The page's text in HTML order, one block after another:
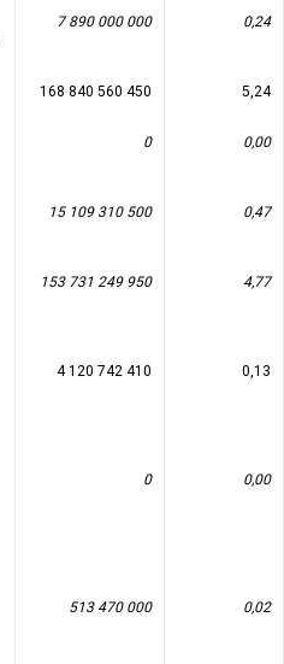
7 890 000 000 0,24
168 840 560 450 5,24
0 0,00
15 109 310 500 0,47
153 731 249 950 4,77
4 120 742 410 0,13
0 0,00
513 470 000 0,02